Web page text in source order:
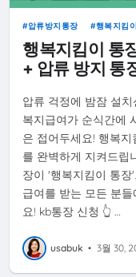
압류방지통장 행복지킴이
행복지킴이 통
+ 압류 방지 통
압류 걱정에 밤잠 설
복지급여가 순식간에
은 접어두세요! 행복
를 완벽하게 지켜드립
장이 '행복지킴이 통
급여를 받는 모든 분
요! kb통장 신청 👆 …
usabuk • 3월 30,